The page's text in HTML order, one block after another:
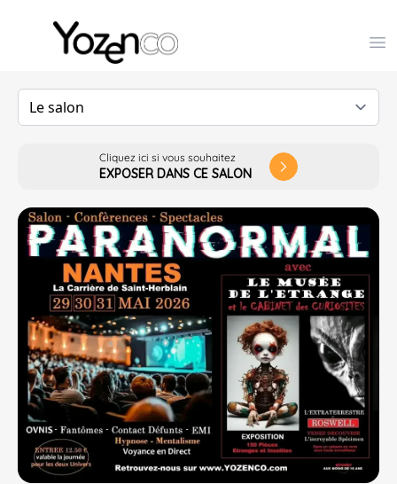
Yozenco - Organisateur de Salons, Evénements et
Cliquez ici si vous souhaitez
EXPOSER DANS CE SALON arrow_forward_ios